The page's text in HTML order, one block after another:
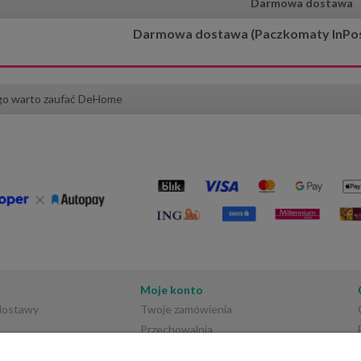
do koszyka
Darmowa dostawa (Paczkomaty
warto zaufać DeHome
Moje konto
Twoje zamówienia
Przechowalnia